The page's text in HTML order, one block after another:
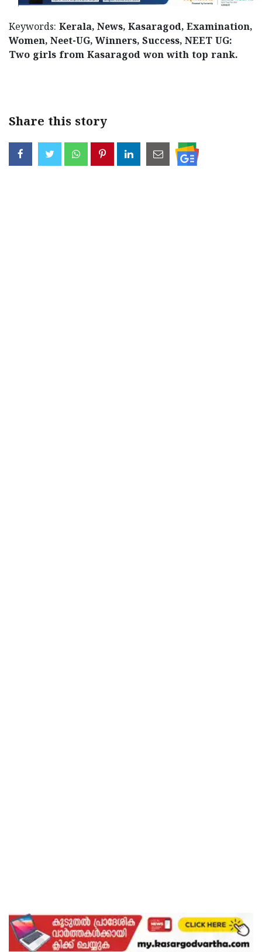
Keywords: Kerala, News, Kasaragod, Examination,
Women, Neet-UG, Winners, Success, NEET UG:
Two girls from Kasaragod won with top rank.
Share this story